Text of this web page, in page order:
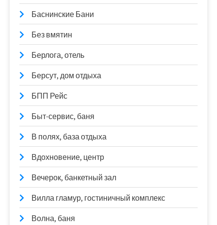
Баснинские Бани
Без вмятин
Берлога, отель
Берсут, дом отдыха
БПП Рейс
Быт-сервис, баня
В полях, база отдыха
Вдохновение, центр
Вечерок, банкетный зал
Вилла гламур, гостиничный комплекс
Волна, баня